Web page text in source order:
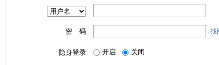
密 码 找
隐身登录 开启 关闭